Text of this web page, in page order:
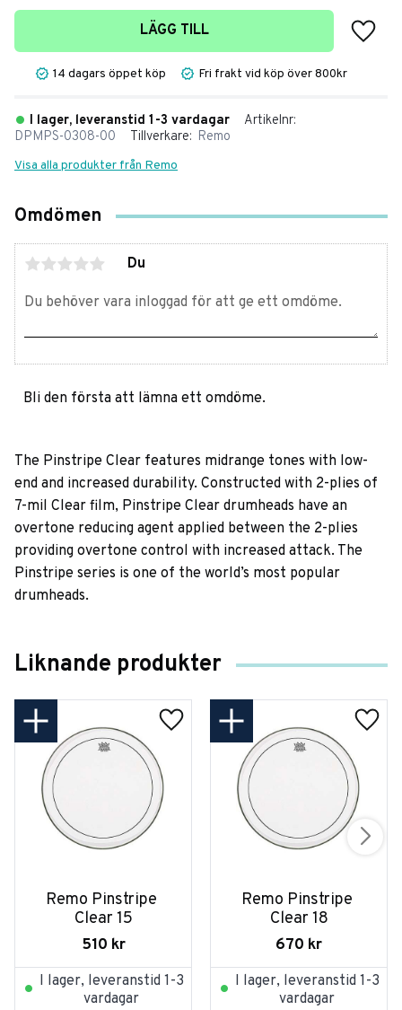
LÄGG TILL
Lägg
14 dagars öppet köp Fri frakt vid köp över 800kr
I lager, leveranstid 1-3 vardagar
Artikelnr
DPMPS-0308-00
Tillverkare Remo
Visa alla produkter från Remo
Omdömen
Du
Bli den första att lämna ett omdöme.
The Pinstripe Clear features midrange tones with low-
end and increased durability. Constructed with 2-plies of
7-mil Clear film, Pinstripe Clear drumheads have an
overtone reducing agent applied between the 2-plies
providing overtone control with increased attack. The
Pinstripe series is one of the world’s most popular
drumheads.
Liknande produkter
Remo Pinstripe
Clear 15
510 kr
I lager, leveranstid 1-3
vardagar
Remo Pinstripe
Clear 18
670 kr
I lager, leveranstid 1-3
vardagar